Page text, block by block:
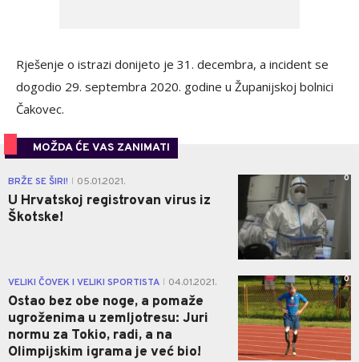
Rješenje o istrazi donijeto je 31. decembra, a incident se
dogodio 29. septembra 2020. godine u Županijskoj bolnici
Čakovec.
MOŽDA ĆE VAS ZANIMATI
BRŽE SE ŠIRI! 05.01.2021.
U Hrvatskoj registrovan virus iz
Škotske!
0
VELIKI ČOVEK I VELIKI SPORTISTA 04.01.2021.
Ostao bez obe noge, a pomaže
ugroženima u zemljotresu: Juri
normu za Tokio, radi, a na
Olimpijskim igrama je već bio!
0